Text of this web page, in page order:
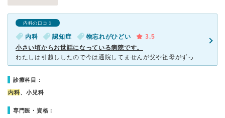
内科の口コミ
内科 認知症 物忘れがひどい
3.5
小さい頃からお世話になっている病院です。
わたしは引越ししたので今は通院してませんが父や祖母がずっとこの病院を利用しています。 建物自体はやや古く、患者さんもお年寄りが多いです。先生はズバズバ物を言うタイプですが的確な診断をしてくれるため信
診療科目：
内科、小児科
専門医・資格：